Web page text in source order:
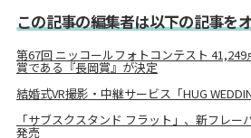
この記事の編集者は以下の記事を
第67回 ニッコールフォトコンテスト
賞である『長岡賞』が決定
結婚式VR撮影・中継サービス「HUG
「サブスクスタンド フラット」、新フレ
発売